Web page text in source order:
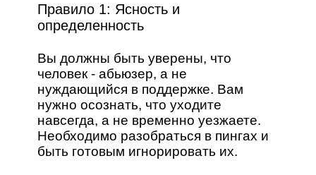
Правило 1: Ясность и
определенность
Вы должны быть уверены, что
человек - абьюзер, а не
нуждающийся в поддержке. Вам
нужно осознать, что уходите
навсегда, а не временно уезжаете.
Необходимо разобраться в пингах и
быть готовым игнорировать их.